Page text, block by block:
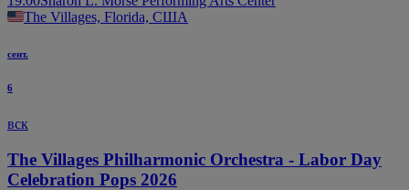
The Villages, Florida, США
сент.
6
вск
The Villages Philharmonic Orchestra - Labor Day
Celebration Pops 2026